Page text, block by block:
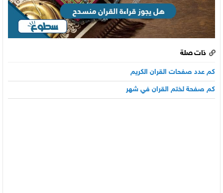
ذات صلة
كم عدد صفحات القران الكريم
كم صفحة لختم القران في شهر